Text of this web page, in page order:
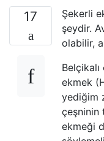
17
Şekerli
şeydir.
olabilir,
ekmek
yediğim
çeşninin
ekmeği